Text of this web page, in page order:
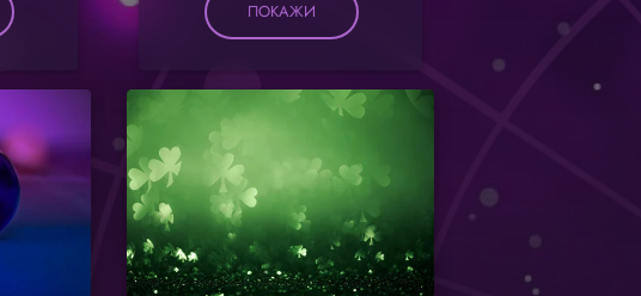
ПОКАЖИ